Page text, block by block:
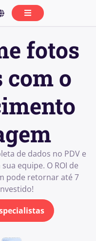
fotos
com o
de dados no PDV e
equipe. O ROI de
pode retornar até 7